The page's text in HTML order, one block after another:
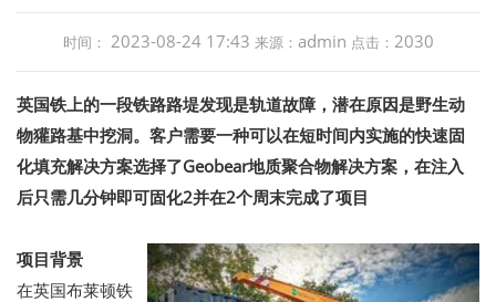
时间： 2023-08-24 17:43 来源： admin 点击： 2030
英国铁上的一段铁路路堤发现是轨道故障，潜在原因是野生动
物獾路基中挖洞。客户需要一种可以在短时间内实施的快速固
化填充解决方案选择了Geobear地质聚合物解决方案，在注入
后只需几分钟即可固化2并在2个周末完成了项目
项目背景
在英国布莱顿铁